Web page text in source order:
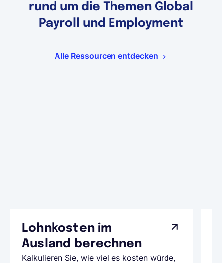
rund um die Themen Global
Payroll und Employment
Alle Ressourcen entdecken
Lohnkosten im
Ausland berechnen
Kalkulieren Sie, wie viel es kosten würde,